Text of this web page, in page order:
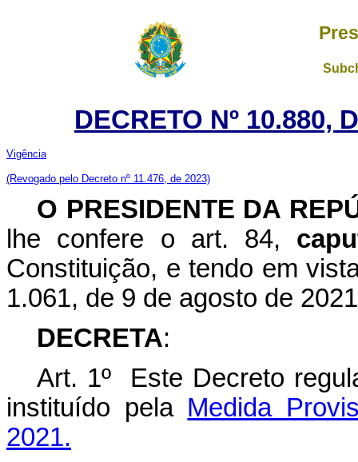
DECRETO Nº 10.880,
Vigência
(Revogado pelo Decreto nº 11.476, de 2023)
O PRESIDENTE DA
lhe confere o art. 84,
Constituição, e tendo em
1.061, de 9 de agosto de
DECRETA:
Art. 1º Este Decreto
instituído pela Medida
2021.